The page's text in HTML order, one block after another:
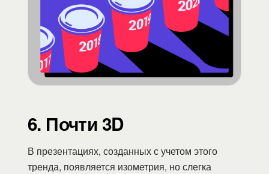
6. Почти 3D
В презентациях, созданных с учетом этого
тренда, появляется изометрия, но слегка